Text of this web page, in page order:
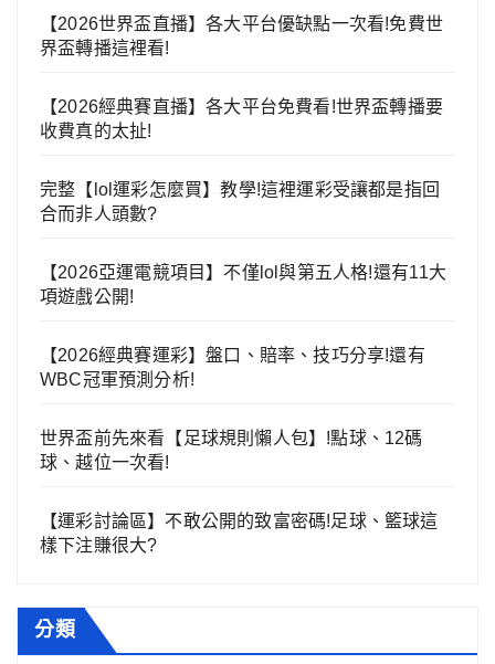
【2026世界盃直播】各大平台優缺點一次看!免費世
界盃轉播這裡看!
【2026經典賽直播】各大平台免費看!世界盃轉播要
收費真的太扯!
完整【lol運彩怎麼買】教學!這裡運彩受讓都是指回
合而非人頭數?
【2026亞運電競項目】不僅lol與第五人格!還有11大
項遊戲公開!
【2026經典賽運彩】盤口、賠率、技巧分享!還有
WBC冠軍預測分析!
世界盃前先來看【足球規則懶人包】!點球、12碼
球、越位一次看!
【運彩討論區】不敢公開的致富密碼!足球、籃球這
樣下注賺很大?
分類